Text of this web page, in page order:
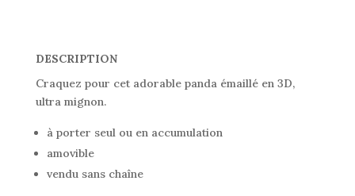
DESCRIPTION
Craquez pour cet adorable panda émaillé en 3D,
ultra mignon.
à porter seul ou en accumulation
amovible
vendu sans chaîne